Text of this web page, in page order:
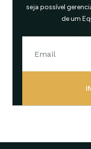
seja possível
de um